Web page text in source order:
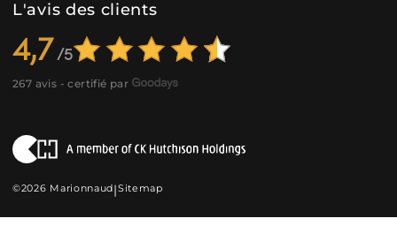
L'avis des clients
4,7
267 avis - certifié par
©2026 Marionnaud|Sitemap